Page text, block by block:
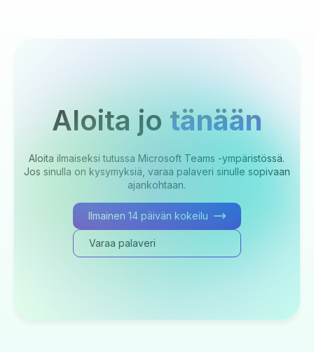
Aloita jo tänään
Aloita ilmaiseksi tutussa Microsoft Teams -ympäristössä.
Jos sinulla on kysymyksiä, varaa palaveri sinulle sopivaan
ajankohtaan.
Ilmainen 14 päivän kokeilu
Varaa palaveri